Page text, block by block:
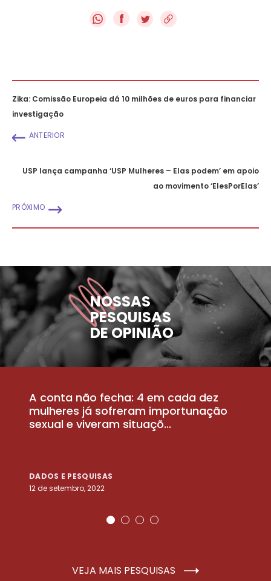
f
Zika: Comissão Europeia dá 10 milhões de euros para financiar
investigação
ANTERIOR
USP lança campanha ‘USP Mulheres – Elas podem’ em apoio
ao movimento ‘ElesPorElas’
PRÓXIMO
NOSSAS
PESQUISAS
DE OPINIÃO
A conta não fecha: 4 em cada dez
mulheres já sofreram importunação
sexual e viveram situaçõ...
DADOS E PESQUISAS
12 de setembro, 2022
VEJA MAIS PESQUISAS